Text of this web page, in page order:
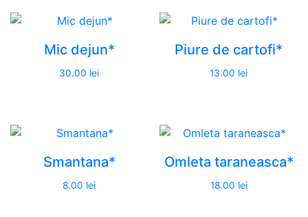
Mic dejun*
30.00 lei
Piure de cartofi*
13.00 lei
Smantana*
8.00 lei
Omleta taraneasca*
18.00 lei